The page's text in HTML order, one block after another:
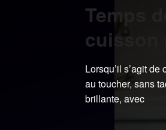
Temps
cuisson
Lorsqu’il s’agit
au toucher, sans
brillante, avec